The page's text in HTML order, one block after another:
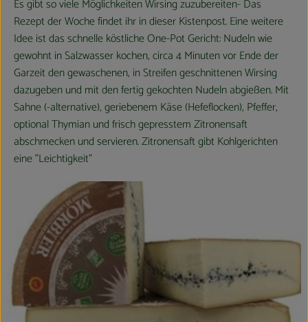
Es gibt so viele Möglichkeiten Wirsing zuzubereiten- Das
Rezept der Woche findet ihr in dieser Kistenpost. Eine weitere
Idee ist das schnelle köstliche One-Pot Gericht: Nudeln wie
gewohnt in Salzwasser kochen, circa 4 Minuten vor Ende der
Garzeit den gewaschenen, in Streifen geschnittenen Wirsing
dazugeben und mit den fertig gekochten Nudeln abgießen. Mit
Sahne (-alternative), geriebenem Käse (Hefeflocken), Pfeffer,
optional Thymian und frisch gepresstem Zitronensaft
abschmecken und servieren. Zitronensaft gibt Kohlgerichten
eine "Leichtigkeit"